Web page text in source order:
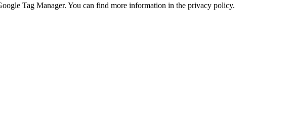
Tag Manager. You can find more information in the privacy policy.